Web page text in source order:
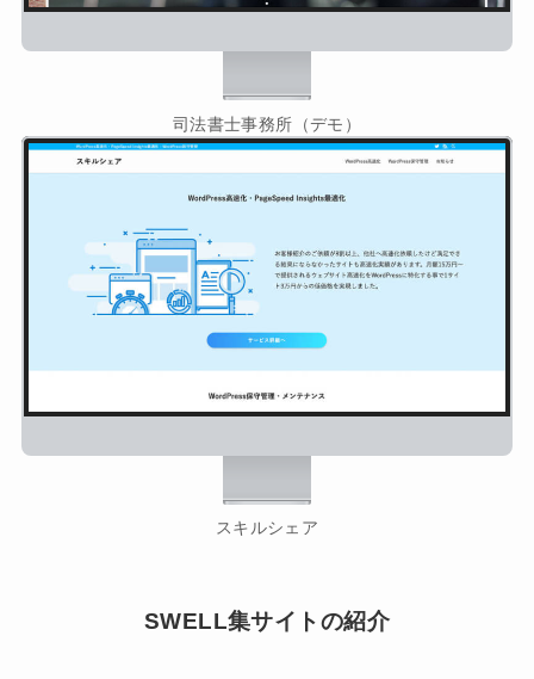
司法書士事務所（デモ）
スキルシェア
SWELL集サイトの紹介